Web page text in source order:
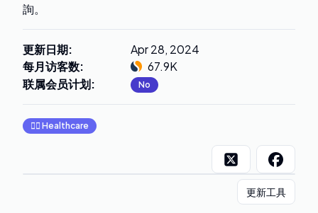
詢。
更新日期:
Apr 28, 2024
每月访客数:
67.9K
联属会员计划: No
👩‍⚕️ Healthcare
更新工具